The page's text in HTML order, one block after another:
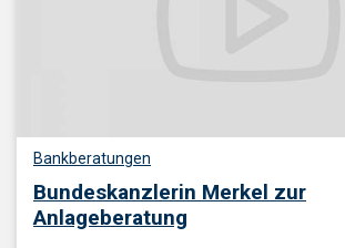
Bankberatungen
Bundeskanzlerin Merkel zur
Anlageberatung